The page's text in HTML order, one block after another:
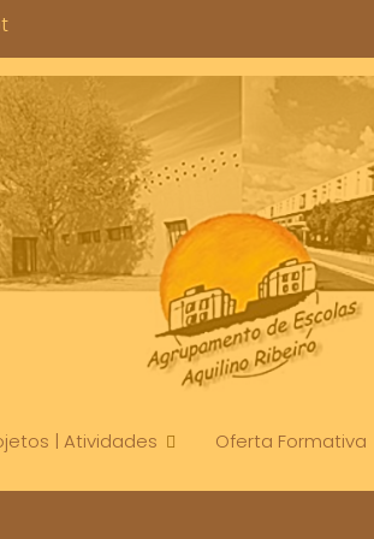
| Atividades Oferta Formativa